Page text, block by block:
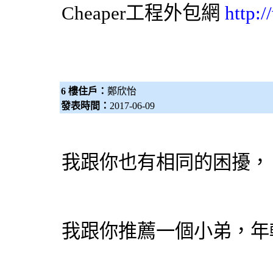
Cheaper工程外包網
6 樓住戶： 鄭欣怡
發表時間： 2017-06-09
我跟你也有相同的困擾，
我跟你推薦一個小弟，